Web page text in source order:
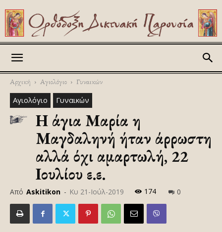
Αρχική Αγιολόγιο Γυναικών
Αγιολόγιο Γυναικών
Η άγια Μαρία η
Μαγδαληνή ήταν άρρωστη
αλλά όχι αμαρτωλή, 22
Ιουλίου ε.ε.
Από Askitikon - Κυ 21-Ιούλ-2019 174 0